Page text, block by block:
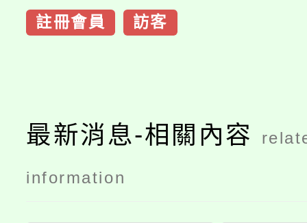
註冊會員 訪客
最新消息-相關內容
information